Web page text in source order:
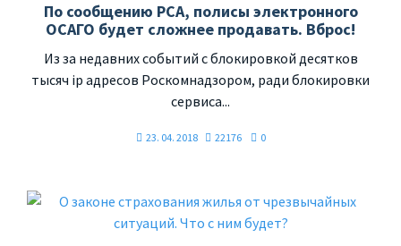
По сообщению РСА, полисы электронного
ОСАГО будет сложнее продавать. Вброс!
Из за недавних событий с блокировкой десятков
тысяч ip адресов Роскомнадзором, ради блокировки
сервиса...
23. 04. 2018 22176 0